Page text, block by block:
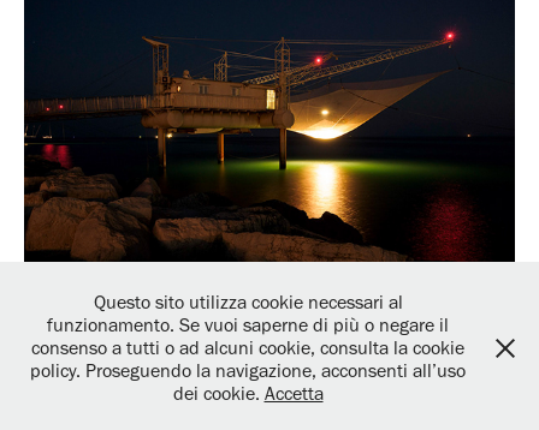
Privacy and Cookie policy Copyrights and terms
Questo sito utilizza cookie necessari al
funzionamento. Se vuoi saperne di più o negare il
consenso a tutti o ad alcuni cookie, consulta la cookie
policy. Proseguendo la navigazione, acconsenti all’uso
dei cookie. Accetta